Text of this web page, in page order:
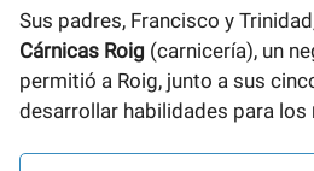
Sus padres, Francisco y
Cárnicas Roig (carnicería), un
permitió a Roig, junto a sus
desarrollar habilidades para los